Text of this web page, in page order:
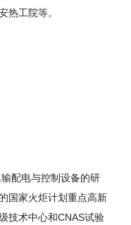
热工院等。
配电与控制设备的研
国家火炬计划重点高新
技术中心和CNAS试验